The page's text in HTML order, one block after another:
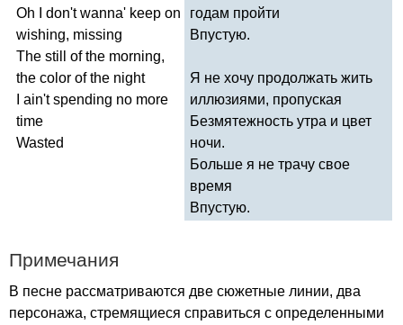
Oh don't wanna' keep on
wishing, missing
The still of the morning,
the color of the night
ain't spending no more
time
Wasted
годам пройти
Впустую.
Я не хочу продолжать жить
иллюзиями, пропуская
Безмятежность утра и цвет
ночи.
Больше я не трачу свое
время
Впустую.
Примечания
В песне рассматриваются две сюжетные линии, два
персонажа, стремящиеся справиться с определенными